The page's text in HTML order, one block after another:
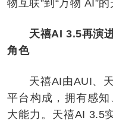
物互联”到“万物 AI”的
天禧AI 3.5再演
角色
天禧AI由AUI、天
平台构成，拥有感
大能力。天禧AI 3.5